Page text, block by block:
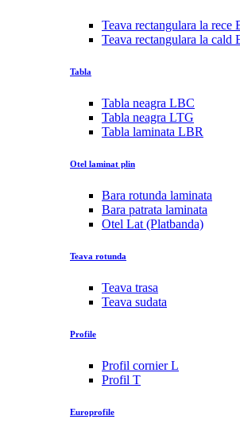
Teava rectangulara la rece
Teava rectangulara la cald
Tabla
Tabla neagra LBC
Tabla neagra LTG
Tabla laminata LBR
Otel laminat plin
Bara rotunda laminata
Bara patrata laminata
Otel Lat (Platbanda)
Teava rotunda
Teava trasa
Teava sudata
Profile
Profil cornier L
Profil T
Europrofile